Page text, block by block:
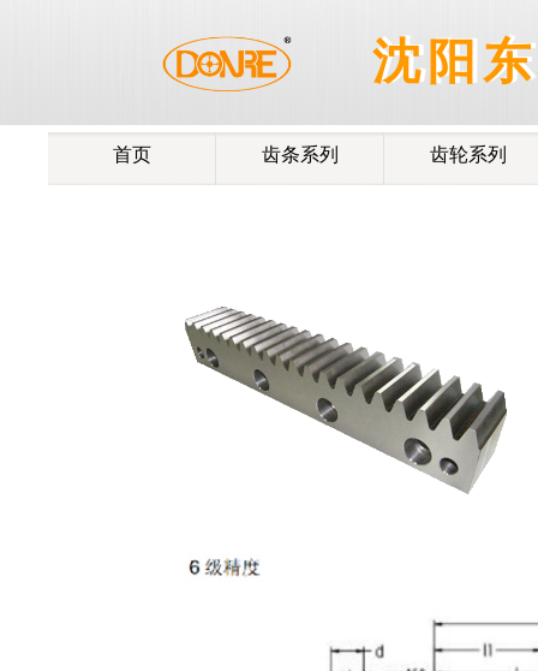
沈阳
沈阳
首页 齿条系列 齿轮系列